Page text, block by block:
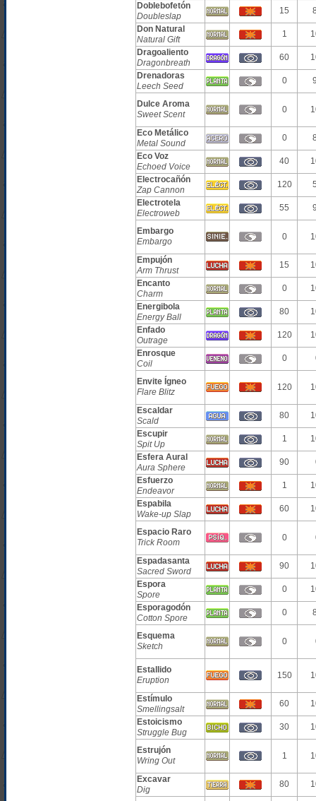
Doblebofetón
Doubleslap
15
Don Natural
Natural Gift
1
Dragoaliento
Dragonbreath
60
Drenadoras
Leech Seed
0
Dulce Aroma
Sweet Scent
0
Eco Metálico
Metal Sound
0
Eco Voz
Echoed Voice
40
Electrocañón
Zap Cannon
120
Electrotela
Electroweb
55
Embargo
Embargo
0
Empujón
Arm Thrust
15
Encanto
Charm
0
Energibola
Energy Ball
80
Enfado
Outrage
120
Enrosque
Coil
0
Envite Ígneo
Flare Blitz
120
Escaldar
Scald
80
Escupir
Spit Up
1
Esfera Aural
Aura Sphere
90
Esfuerzo
Endeavor
1
Espabila
Wake-up Slap
60
Espacio Raro
Trick Room
0
Espadasanta
Sacred Sword
90
Espora
Spore
0
Esporagodón
Cotton Spore
0
Esquema
Sketch
0
Estallido
Eruption
150
Estímulo
Smellingsalt
60
Estoicismo
Struggle Bug
30
Estrujón
Wring Out
1
Excavar
Dig
80